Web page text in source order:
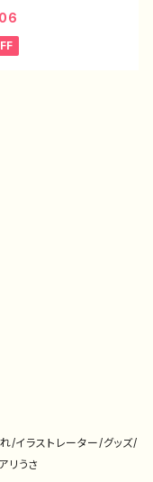
おしゃれ イケメ
ョタ メンズ レディ
黒 個性的 おすす
イラストレーター/グッズ/
リうさ